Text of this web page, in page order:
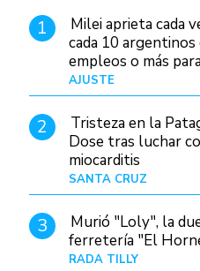
1
Milei aprieta cada
cada 10
empleos o más
AJUSTE
2
Tristeza en la
Dose tras luchar
miocarditis
SANTA CRUZ
3
Murió "Loly", la
ferretería "El
RADA TILLY